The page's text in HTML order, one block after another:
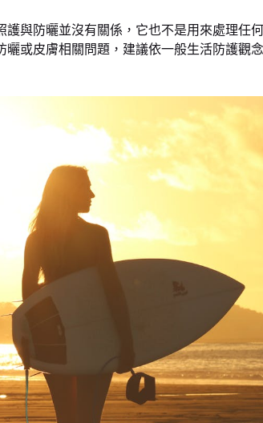
護與防曬並沒有關係，它也不是用來處理任
曬或皮膚相關問題，建議依一般生活防護觀